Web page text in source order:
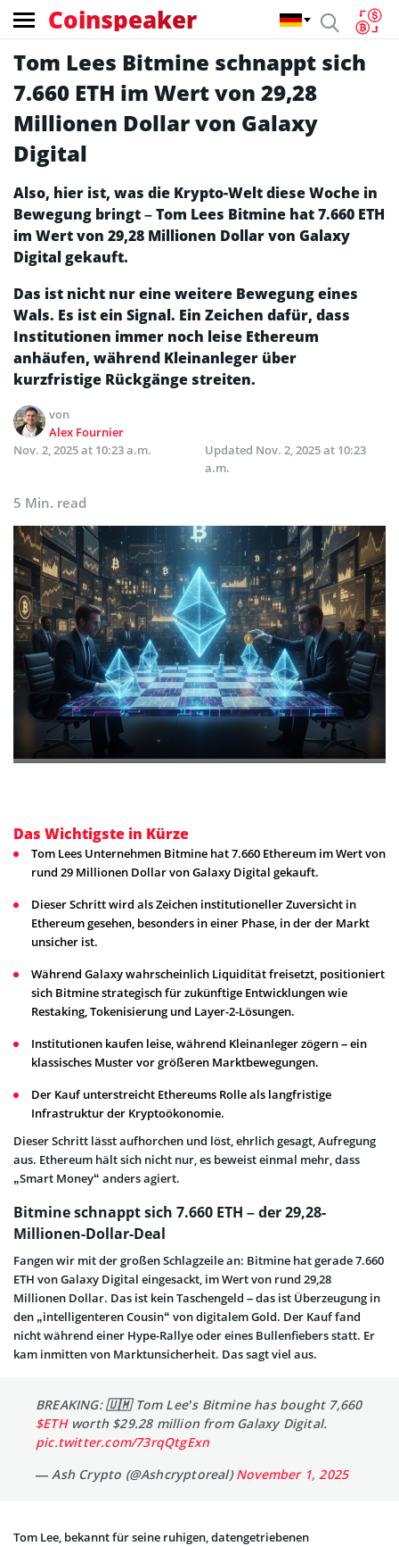
Coinspeaker
Tom Lees Bitmine schnappt sich
7.660 ETH im Wert von 29,28
Millionen Dollar von Galaxy
Digital
Also, hier ist, was die Krypto-Welt diese Woche in
Bewegung bringt – Tom Lees Bitmine hat 7.660 ETH
im Wert von 29,28 Millionen Dollar von Galaxy
Digital gekauft.
Das ist nicht nur eine weitere Bewegung eines
Wals. Es ist ein Signal. Ein Zeichen dafür, dass
Institutionen immer noch leise Ethereum
anhäufen, während Kleinanleger über
kurzfristige Rückgänge streiten.
von
Alex Fournier
Nov. 2, 2025 at 10:23 a.m.
Updated Nov. 2, 2025 at 10:23
a.m.
5 Min. read
Das Wichtigste in Kürze
Tom Lees Unternehmen Bitmine hat 7.660 Ethereum im Wert von
rund 29 Millionen Dollar von Galaxy Digital gekauft.
Dieser Schritt wird als Zeichen institutioneller Zuversicht in
Ethereum gesehen, besonders in einer Phase, in der der Markt
unsicher ist.
Während Galaxy wahrscheinlich Liquidität freisetzt, positioniert
sich Bitmine strategisch für zukünftige Entwicklungen wie
Restaking, Tokenisierung und Layer-2-Lösungen.
Institutionen kaufen leise, während Kleinanleger zögern – ein
klassisches Muster vor größeren Marktbewegungen.
Der Kauf unterstreicht Ethereums Rolle als langfristige
Infrastruktur der Kryptoökonomie.
Dieser Schritt lässt aufhorchen und löst, ehrlich gesagt, Aufregung
aus. Ethereum hält sich nicht nur, es beweist einmal mehr, dass
„Smart Money“ anders agiert.
Bitmine schnappt sich 7.660 ETH – der 29,28-
Millionen-Dollar-Deal
Fangen wir mit der großen Schlagzeile an: Bitmine hat gerade 7.660
ETH von Galaxy Digital eingesackt, im Wert von rund 29,28
Millionen Dollar. Das ist kein Taschengeld – das ist Überzeugung in
den „intelligenteren Cousin“ von digitalem Gold. Der Kauf fand
nicht während einer Hype-Rallye oder eines Bullenfiebers statt. Er
kam inmitten von Marktunsicherheit. Das sagt viel aus.
BREAKING: 🇺🇲 Tom Lee’s Bitmine has bought 7,660
$ETHworth $29.28 million from Galaxy Digital.
pic.twitter.com/73rqQtgExn
— Ash Crypto (@Ashcryptoreal)November 1, 2025
Tom Lee, bekannt für seine ruhigen, datengetriebenen